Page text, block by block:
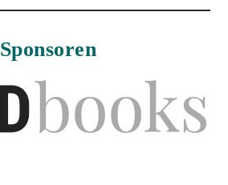
Sponsoren